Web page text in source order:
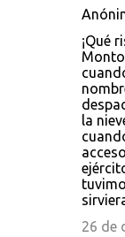
¡Qué
la
26 de